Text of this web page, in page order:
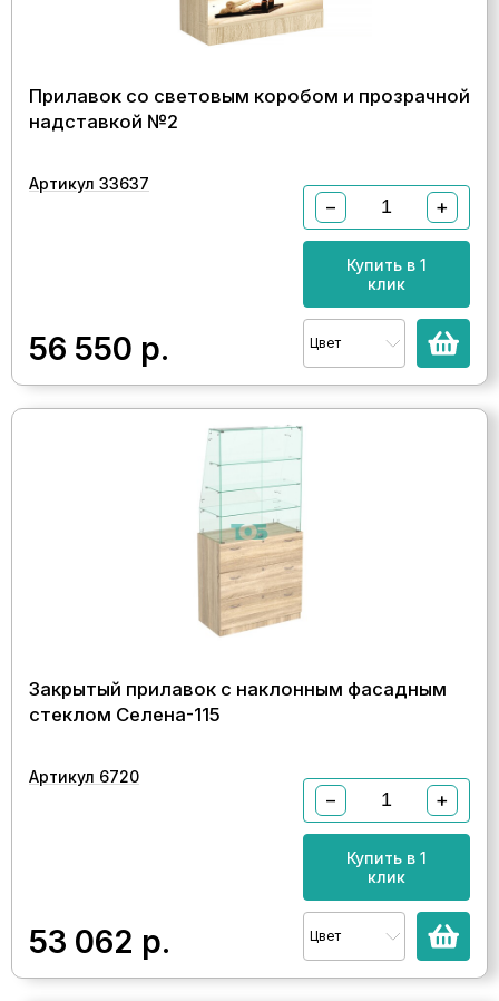
Прилавок со световым коробом и прозрачной
надставкой №2
Артикул 33637
56 550 р.
− +
Купить в 1
клик
Цвет
Закрытый прилавок с наклонным фасадным
стеклом Селена-115
Артикул 6720
53 062 р.
− +
Купить в 1
клик
Цвет